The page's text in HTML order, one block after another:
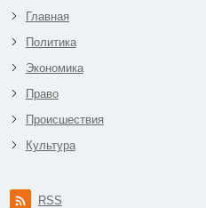
Главная
Политика
Экономика
Право
Происшествия
Культура
RSS